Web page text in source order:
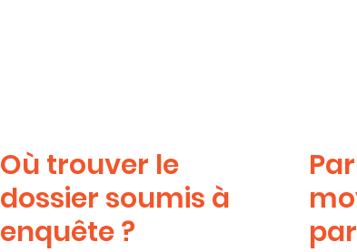
Où trouver le
dossier soumis à
enquête ?